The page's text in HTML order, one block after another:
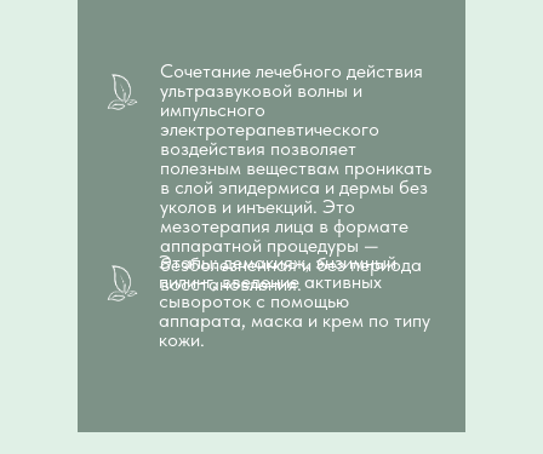
Сочетание лечебного действия
ультразвуковой волны и
импульсного
электротерапевтического
воздействия позволяет
полезным веществам проникать
в слой эпидермиса и дермы без
уколов и инъекций. Это
мезотерапия лица в формате
аппаратной процедуры —
безболезненная и без периода
восстановления.
Этапы: демакияж, энзимный
пилинг, введение активных
сывороток с помощью
аппарата, маска и крем по типу
кожи.